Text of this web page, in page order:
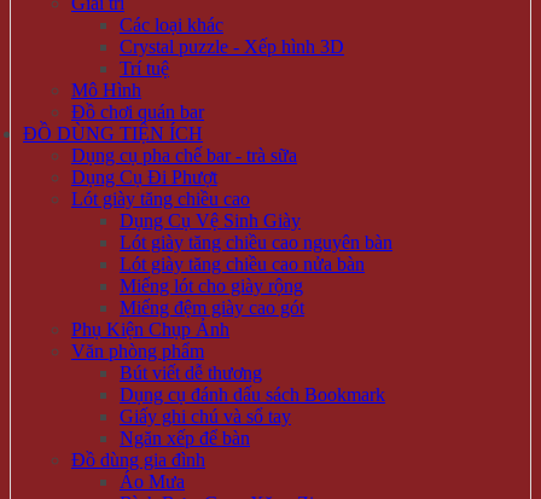
Các loại khác
Crystal puzzle - Xếp hình 3D
Trí tuệ
Mô Hình
Đồ chơi quán bar
ĐỒ DÙNG TIỆN ÍCH
Dụng cụ pha chế bar - trà sữa
Dụng Cụ Đi Phượt
Lót giày tăng chiều cao
Dụng Cụ Vệ Sinh Giày
Lót giày tăng chiều cao nguyên bàn
Lót giày tăng chiều cao nửa bàn
Miếng lót cho giày rộng
Miếng đệm giày cao gót
Phụ Kiện Chụp Ảnh
Văn phòng phẩm
Bút viết dễ thương
Dụng cụ đánh dấu sách Bookmark
Giấy ghi chú và sổ tay
Ngăn xếp để bàn
Đồ dùng gia đình
Áo Mưa